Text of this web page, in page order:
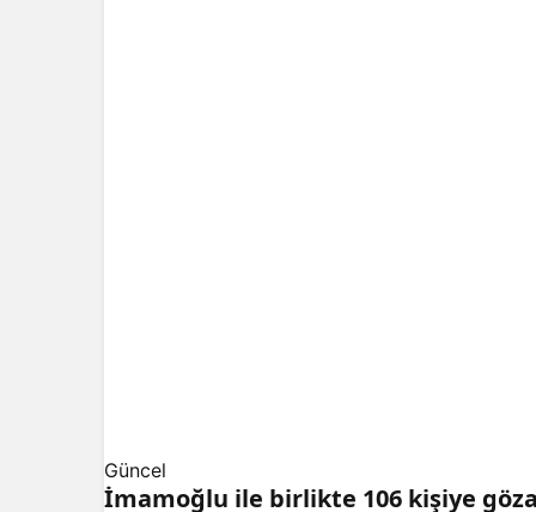
Güncel
İmamoğlu ile birlikte 106 kişiye